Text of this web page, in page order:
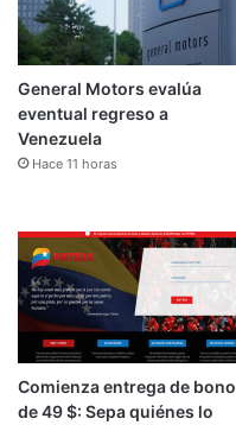
General Motors evalúa
eventual regreso a
Venezuela
Hace 11 horas
Comienza entrega de bono
de 49 $: Sepa quiénes lo